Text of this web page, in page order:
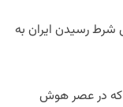
رسیدن ایران به
که در عصر هوش